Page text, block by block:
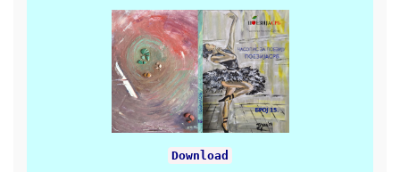
Download